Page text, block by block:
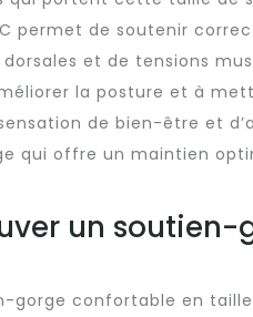
permet de soutenir
et de tensions
la posture et à
de bien-être et
qui offre un maintien
un soutien-
gorge confortable en